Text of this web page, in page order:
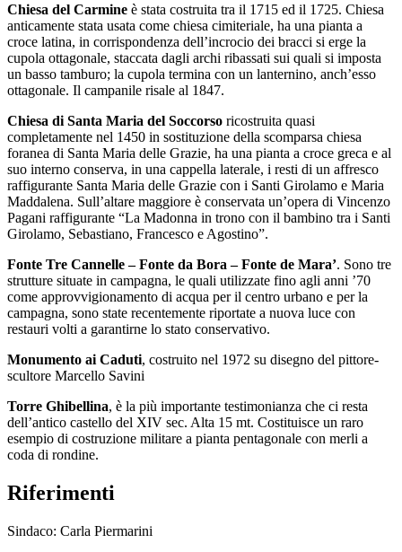
Chiesa del Carmine è stata costruita tra il 1715 ed il 1725. Chiesa
anticamente stata usata come chiesa cimiteriale, ha una pianta a
croce latina, in corrispondenza dell’incrocio dei bracci si erge la
cupola ottagonale, staccata dagli archi ribassati sui quali si imposta
un basso tamburo; la cupola termina con un lanternino, anch’esso
ottagonale. Il campanile risale al 1847.
Chiesa di Santa Maria del Soccorso ricostruita quasi
completamente nel 1450 in sostituzione della scomparsa chiesa
foranea di Santa Maria delle Grazie, ha una pianta a croce greca e al
suo interno conserva, in una cappella laterale, i resti di un affresco
raffigurante Santa Maria delle Grazie con i Santi Girolamo e Maria
Maddalena. Sull’altare maggiore è conservata un’opera di Vincenzo
Pagani raffigurante “La Madonna in trono con il bambino tra i Santi
Girolamo, Sebastiano, Francesco e Agostino”.
Fonte Tre Cannelle – Fonte da Bora – Fonte de Mara’. Sono tre
strutture situate in campagna, le quali utilizzate fino agli anni ’70
come approvvigionamento di acqua per il centro urbano e per la
campagna, sono state recentemente riportate a nuova luce con
restauri volti a garantirne lo stato conservativo.
Monumento ai Caduti, costruito nel 1972 su disegno del pittore-
scultore Marcello Savini
Torre Ghibellina, è la più importante testimonianza che ci resta
dell’antico castello del XIV sec. Alta 15 mt. Costituisce un raro
esempio di costruzione militare a pianta pentagonale con merli a
coda di rondine.
Riferimenti
Sindaco: Carla Piermarini